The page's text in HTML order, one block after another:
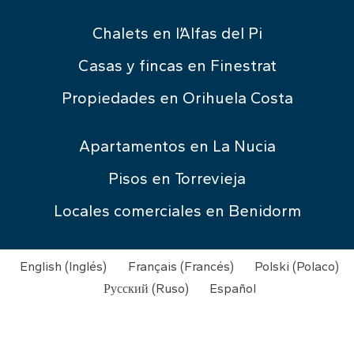
Chalets en l’Alfas del Pi
Casas y fincas en Finestrat
Propiedades en Orihuela Costa
Apartamentos en La Nucia
Pisos en Torrevieja
Locales comerciales en Benidorm
English (Inglés) Français (Francés) Polski (Polaco)
Русский (Ruso) Español